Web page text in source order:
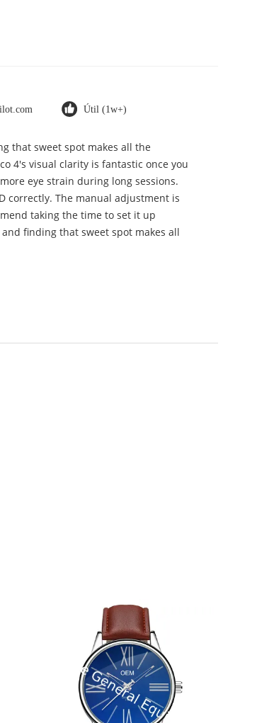
Útil (1w+)
that sweet spot makes all the
4's visual clarity is fantastic once you
eye strain during long sessions.
correctly. The manual adjustment is
taking the time to set it up
finding that sweet spot makes all